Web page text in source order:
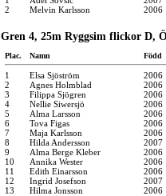
2
Melvin Karlsson 2006
Gren 4, 25m Ryggsim flickor D,
Plac. Namn Född
1 Elsa Sjöström
2006
2
Agnes Holmblad
2006
3
Filippa Sjögren
2006
4
Nellie Siwersjö
2006
5
Alma Larsson
2006
6
Tova Figas
2006
7
Maja Karlsson
2006
8
Hilda Andersson
2007
9
Alma Berge Kleber
2006
10
Annika Wester
2006
11
Edith Einarsson
2006
12
Ingrid Josefson
2007
13
Hilma Jonsson 2006